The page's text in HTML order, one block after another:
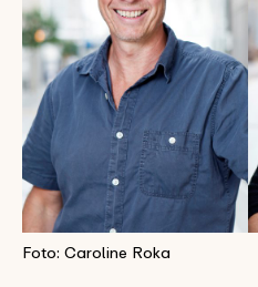
Foto: Caroline Roka